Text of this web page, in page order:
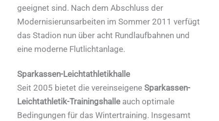
geeignet sind. Nach dem Abschluss der
Modernisierunsarbeiten im Sommer 2011 verfügt
das Stadion nun über acht Rundlaufbahnen und
eine moderne Flutlichtanlage.
Sparkassen-Leichtathletikhalle
Seit 2005 bietet die vereinseigene Sparkassen-
Leichtathletik-Trainingshalle auch optimale
Bedingungen für das Wintertraining. Insgesamt